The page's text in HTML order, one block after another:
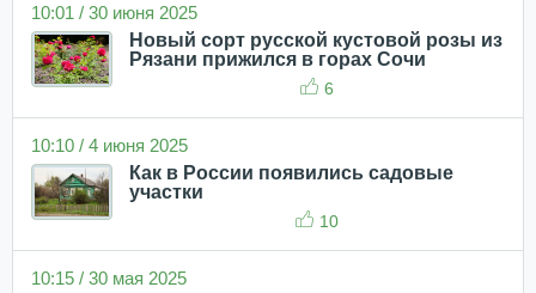
10:01 / 30 июня 2025
Новый сорт русской кустовой розы из
Рязани прижился в горах Сочи
6
10:10 / 4 июня 2025
Как в России появились садовые
участки
10
10:15 / 30 мая 2025